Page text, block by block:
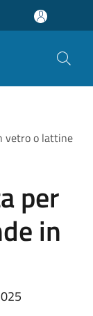
vetro o lattine
per
in